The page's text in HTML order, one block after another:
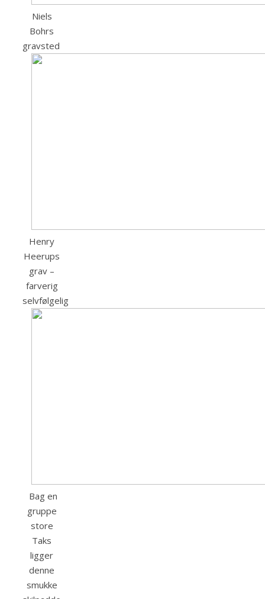
Niels
Bohrs
gravsted
Henry
Heerups
grav –
farverig
selvfølgelig
Bag en
gruppe
store
Taks
ligger
denne
smukke